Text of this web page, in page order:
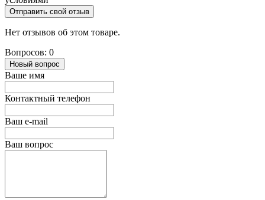
Отправить свой отзыв
Нет отзывов об этом товаре.
Вопросов: 0
Новый вопрос
Ваше имя
Контактный телефон
Ваш e-mail
Ваш вопрос